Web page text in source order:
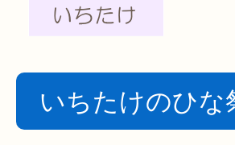
いちたけのひな